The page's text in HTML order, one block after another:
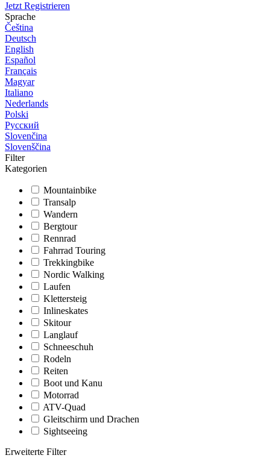
Jetzt Registrieren
Sprache
Čeština
Deutsch
English
Español
Français
Magyar
Italiano
Nederlands
Polski
Русский
Slovenčina
Slovenščina
Filter
Kategorien
Mountainbike
Transalp
Wandern
Bergtour
Rennrad
Fahrrad Touring
Trekkingbike
Nordic Walking
Laufen
Klettersteig
Inlineskates
Skitour
Langlauf
Schneeschuh
Rodeln
Reiten
Boot und Kanu
Motorrad
ATV-Quad
Gleitschirm und Drachen
Sightseeing
Erweiterte Filter